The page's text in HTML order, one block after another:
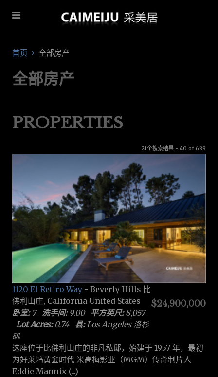
首页 全部房产
全部房产
PROPERTIES
21个搜索结果 - 40 of 689
$24,900,000
1120 El Retiro Way - Beverly Hills 比
佛利山庄, California United States
卧室:7 洗手间:9.00 平方英尺:8,057
Lot Acres:0.74 县:Los Angeles 洛杉
矶
这座位于比佛利山庄的非凡私邸，始建于 1957 年，最初
为好莱坞黄金时代 米高梅影业（MGM）传奇制片人
Eddie Mannix (...)